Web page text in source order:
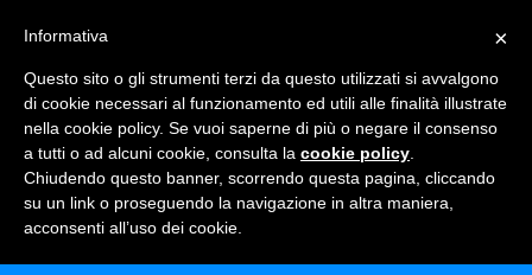
PANNA 100 CL - 12 PZ
Home Prodotto Formato
×
Informativa
Questo sito o gli strumenti terzi da questo utilizzati si avvalgono
di cookie necessari al funzionamento ed utili alle finalità illustrate
nella cookie policy. Se vuoi saperne di più o negare il consenso
a tutti o ad alcuni cookie, consulta la cookie policy
Chiudendo questo banner, scorrendo questa pagina, cliccando
su un link o proseguendo la navigazione in altra maniera,
acconsenti all’uso dei cookie.